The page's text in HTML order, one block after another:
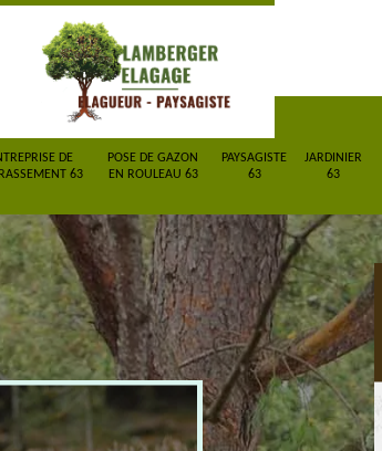
DE
63
POSE DE GAZON
EN ROULEAU 63
PAYSAGISTE
63
JARDINIER
63